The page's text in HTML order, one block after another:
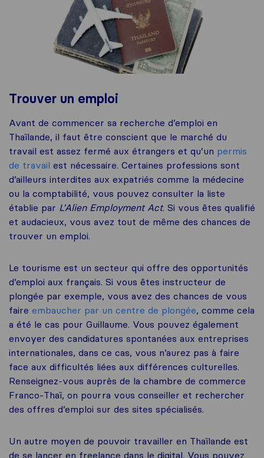
Trouver un emploi
Avant de commencer sa recherche d’emploi en
Thaïlande, il faut être conscient que le marché du
travail est assez fermé aux étrangers et qu’un permis
de travail est nécessaire. Certaines professions sont
d’ailleurs interdites aux expatriés comme la médecine
ou la comptabilité, vous pouvez consulter la liste
établie par L’Alien Employment Act. Si vous êtes qualifié
et audacieux, vous avez tout de même des chances de
trouver un emploi.
Le tourisme est un secteur qui offre des opportunités
d’emploi aux français. Si vous êtes instructeur de
plongée par exemple, vous avez des chances de vous
faire embaucher par un centre de plongée, comme cela
a été le cas pour Guillaume. Vous pouvez également
envoyer des candidatures spontanées aux entreprises
internationales, dans ce cas, vous n’aurez pas à faire
face aux difficultés liées aux différences culturelles.
Renseignez-vous auprès de la chambre de commerce
Franco-Thaï, on pourra vous conseiller et rechercher
des offres d’emploi sur des sites spécialisés.
Un autre moyen de pouvoir travailler en Thaïlande est
de se lancer en freelance dans le digital. Vous pouvez